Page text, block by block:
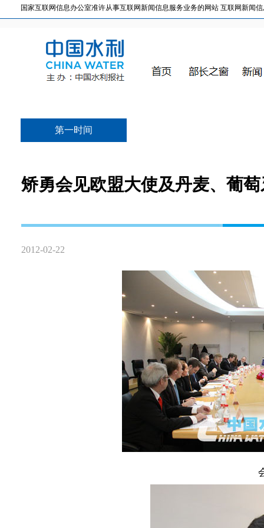
国家互联网信息办公室准许从事互联网新闻信息服务业务的网站 互联网新闻信
第一时间
矫勇会见欧盟大使及丹麦、葡
2012-02-22